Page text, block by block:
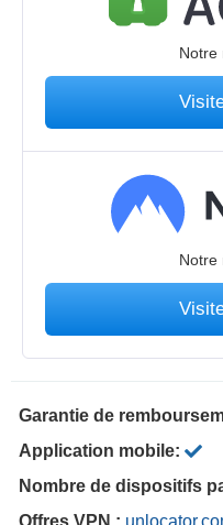
Notre
Notre
Garantie de
Application mobile:
Nombre de dispositifs
Offres VPN :